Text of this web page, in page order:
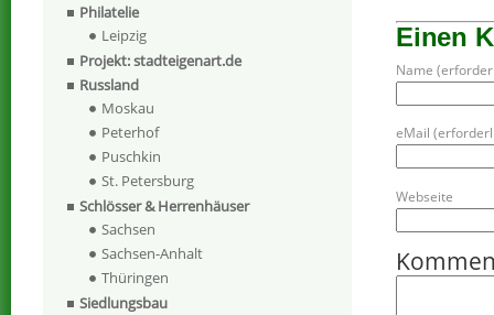
Einen
Name
eMail
Webseite
Philatelie
Leipzig
Projekt: stadteigenart.de
Russland
Moskau
Peterhof
Puschkin
St. Petersburg
Schlösser & Herrenhäuser
Sachsen
Sachsen-Anhalt
Thüringen
Siedlungsbau